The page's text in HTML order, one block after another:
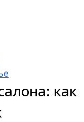
как